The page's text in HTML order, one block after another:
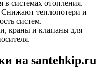
в системах отопления.
Снижают теплопотери и
систем.
краны и клапаны для
на santehkip.ru